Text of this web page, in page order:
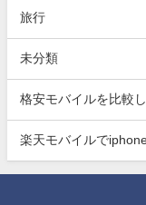
旅行
未分類
格安モバイルを比較
楽天モバイルで